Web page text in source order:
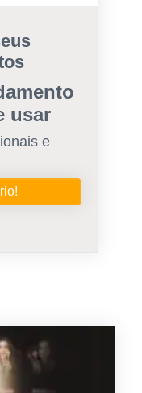
usar
e